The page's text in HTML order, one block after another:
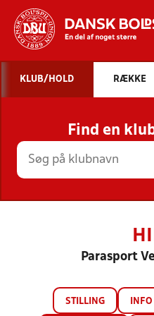
STILLINGER,
KLUB/HOLD RÆKKE
Find en
Parasport
STILLING INFO